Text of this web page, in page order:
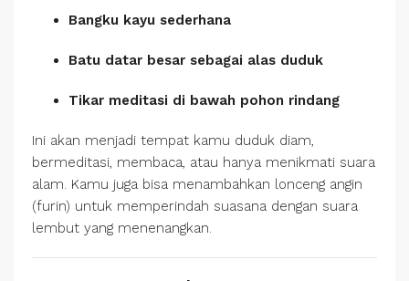
Bangku kayu sederhana
Batu datar besar sebagai alas duduk
Tikar meditasi di bawah pohon rindang
Ini akan menjadi tempat kamu duduk diam,
bermeditasi, membaca, atau hanya menikmati suara
alam. Kamu juga bisa menambahkan lonceng angin
(furin) untuk memperindah suasana dengan suara
lembut yang menenangkan.